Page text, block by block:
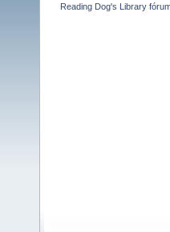
Reading Dog's Library